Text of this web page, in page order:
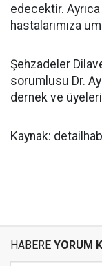
edecektir.
hastalarımıza
Şehzadeler
sorumlusu Dr.
dernek ve
Kaynak:
HABERE YORUM